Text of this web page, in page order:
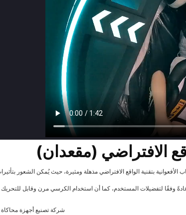
لعب ألعاب الأفعوانية بتقنية الواقع الافتراضي مذهلة ومثيرة، حيث يُمكن الشعور